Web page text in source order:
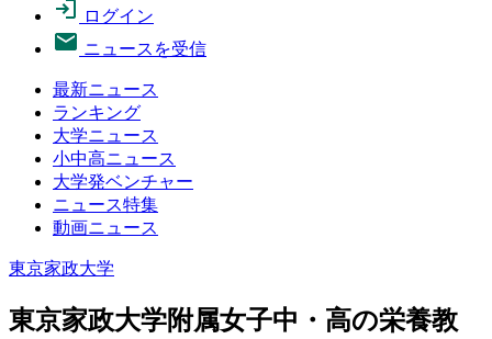
ログイン
ニュースを受信
最新ニュース
ランキング
大学ニュース
小中高ニュース
大学発ベンチャー
ニュース特集
動画ニュース
東京家政大学
東京家政大学附属女子中・高の栄養教